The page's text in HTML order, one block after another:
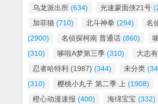
乌龙派出所 (634) 光速蒙面侠21号
加菲猫 (710) 北斗神拳 (294)
名
(2900)
名侦探柯南 普通话 (860)
(310)
哆啦A梦第三季 (310) 大志
忍者哈特利 (1987) (344) 未分类
(310)
樱桃小丸子 第二季 上 (1908)
橙心动漫速报 (400) 海绵宝宝 (332)